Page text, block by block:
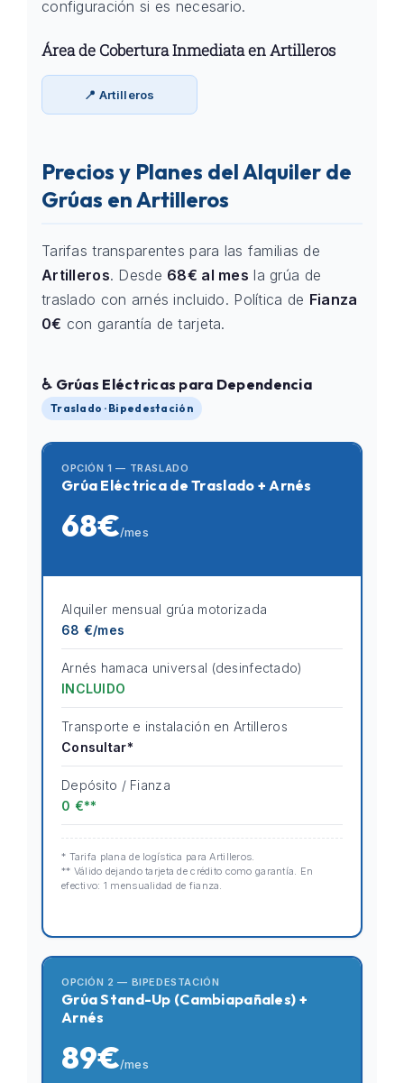
configuración si es necesario.
Área de Cobertura Inmediata en Artilleros
📍 Artilleros
Precios y Planes del Alquiler de
Grúas en Artilleros
Tarifas transparentes para las familias de
Artilleros. Desde 68€ al mes la grúa de
traslado con arnés incluido. Política de Fianza
0€ con garantía de tarjeta.
♿ Grúas Eléctricas para Dependencia
Traslado · Bipedestación
OPCIÓN 1 — TRASLADO
Grúa Eléctrica de Traslado + Arnés
68€/mes
Alquiler mensual grúa motorizada
68 €/mes
Arnés hamaca universal (desinfectado)
INCLUIDO
Transporte e instalación en Artilleros
Consultar*
Depósito / Fianza
0 €**
* Tarifa plana de logística para Artilleros.
** Válido dejando tarjeta de crédito como garantía. En
efectivo: 1 mensualidad de fianza.
OPCIÓN 2 — BIPEDESTACIÓN
Grúa Stand-Up (Cambiapañales) +
Arnés
89€/mes